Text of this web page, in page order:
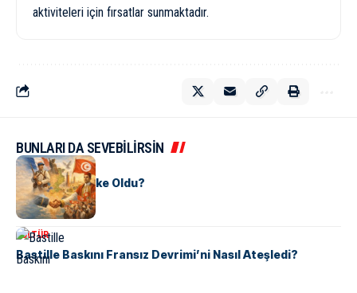
aktiviteleri için fırsatlar sunmaktadır.
BUNLARI DA SEVEBİLİRSİN
KÜLTÜR
Tunus Nasıl Ülke Oldu?
KÜLTÜR
Bastille Baskını Fransız Devrimi’ni Nasıl Ateşledi?